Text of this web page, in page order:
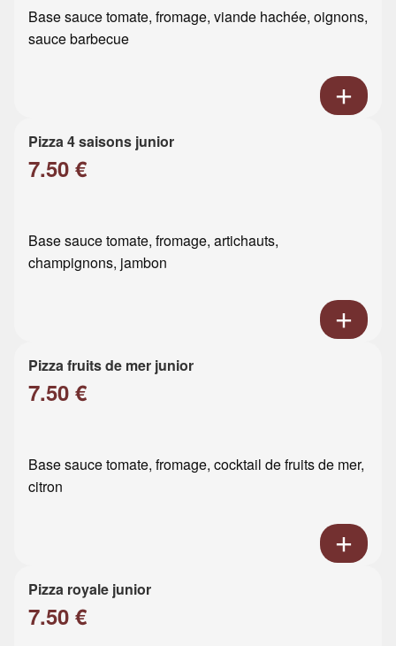
Base sauce tomate, fromage, viande hachée, oignons,
sauce barbecue
Pizza 4 saisons junior
7.50 €
Base sauce tomate, fromage, artichauts,
champignons, jambon
Pizza fruits de mer junior
7.50 €
Base sauce tomate, fromage, cocktail de fruits de mer,
citron
Pizza royale junior
7.50 €